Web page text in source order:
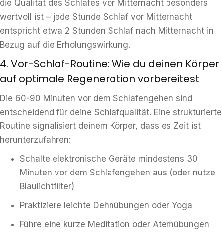
die Qualität des Schlafes vor Mitternacht besonders
wertvoll ist – jede Stunde Schlaf vor Mitternacht
entspricht etwa 2 Stunden Schlaf nach Mitternacht in
Bezug auf die Erholungswirkung.
4. Vor-Schlaf-Routine: Wie du deinen Körper
auf optimale Regeneration vorbereitest
Die 60-90 Minuten vor dem Schlafengehen sind
entscheidend für deine Schlafqualität. Eine strukturierte
Routine signalisiert deinem Körper, dass es Zeit ist
herunterzufahren:
Schalte elektronische Geräte mindestens 30
Minuten vor dem Schlafengehen aus (oder nutze
Blaulichtfilter)
Praktiziere leichte Dehnübungen oder Yoga
Führe eine kurze Meditation oder Atemübungen